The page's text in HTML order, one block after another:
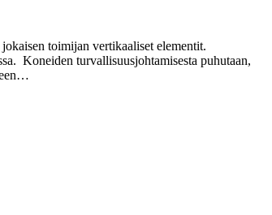
toimijan vertikaaliset elementit.
Koneiden turvallisuusjohtamisesta puhutaan,